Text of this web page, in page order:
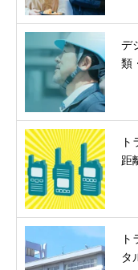
デ
類
距
タ